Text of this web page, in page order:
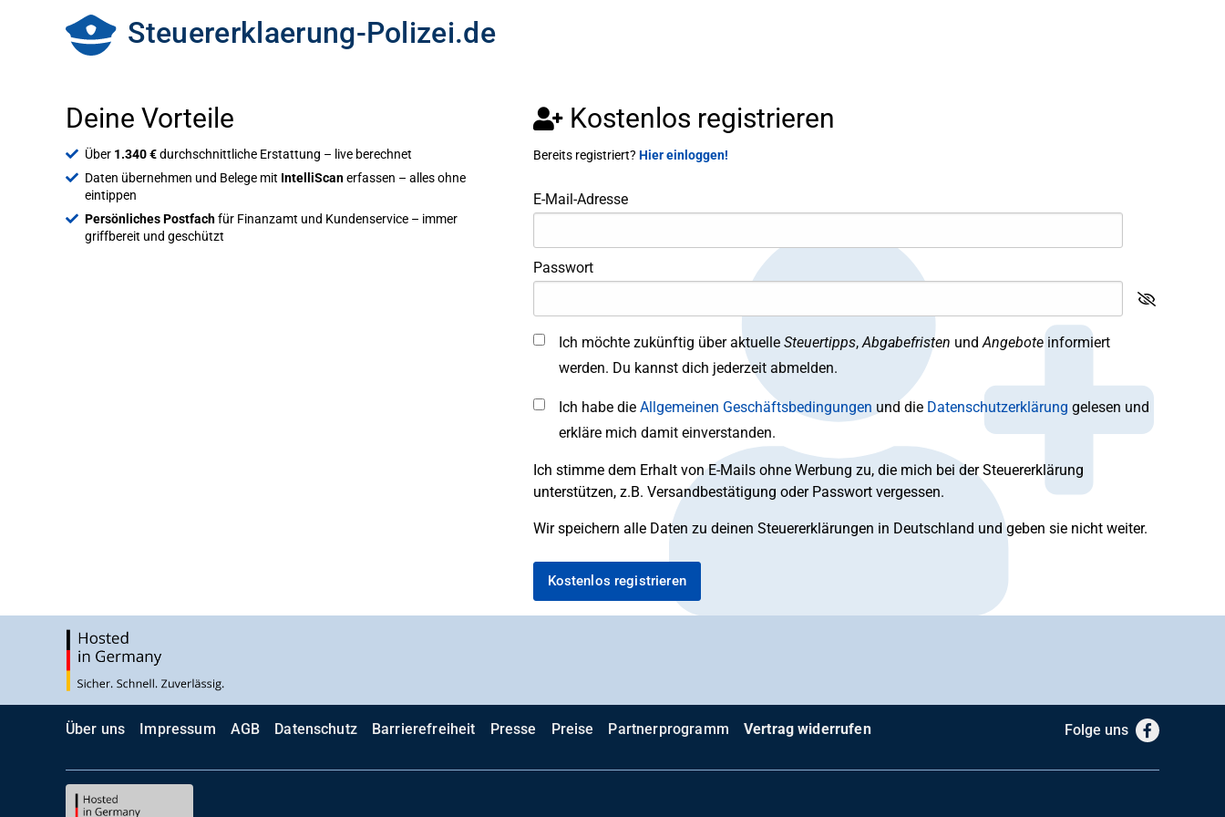
Steuererklaerung-Polizei.de
Deine Vorteile
Über 1.340 €durchschnittliche Erstattung – live berechnet
Daten übernehmen und Belege mit IntelliScanerfassen – alles ohne
eintippen
Persönliches Postfachfür Finanzamt und Kundenservice – immer
griffbereit und geschützt
Kostenlos registrieren
Bereits registriert? Hier einloggen!
E-Mail-Adresse
Passwort
Ich möchte zukünftig über aktuelle Steuertipps,Abgabefristen undAngeboteinformiert
werden. Du kannst dich jederzeit abmelden.
Ich habe die Allgemeinen Geschäftsbedingungen und die Datenschutzerklärung gelesen und
erkläre mich damit einverstanden.
Ich stimme dem Erhalt von E-Mails ohne Werbung zu, die mich bei der Steuererklärung
unterstützen, z.B. Versandbestätigung oder Passwort vergessen.
Wir speichern alle Daten zu deinen Steuererklärungen in Deutschland und geben sie nicht weiter.
Über uns Impressum AGB Datenschutz Barrierefreiheit Presse Preise Partnerprogramm Vertrag widerrufen Folge uns Facebook